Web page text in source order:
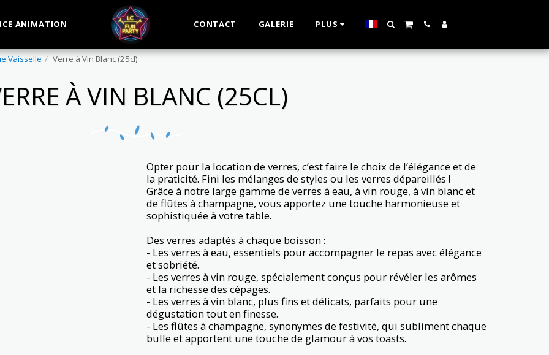
ANIMATION CONTACT GALERIE PLUS
Vaisselle Verre à Vin Blanc (25cl)
À VIN BLANC (25CL)
Opter pour la location de verres, c’est faire le choix de l’élégance et de
la praticité. Fini les mélanges de styles ou les verres dépareillés !
Grâce à notre large gamme de verres à eau, à vin rouge, à vin blanc et
de flûtes à champagne, vous apportez une touche harmonieuse et
sophistiquée à votre table.
Des verres adaptés à chaque boisson :
- Les verres à eau, essentiels pour accompagner le repas avec élégance
et sobriété.
- Les verres à vin rouge, spécialement conçus pour révéler les arômes
et la richesse des cépages.
- Les verres à vin blanc, plus fins et délicats, parfaits pour une
dégustation tout en finesse.
- Les flûtes à champagne, synonymes de festivité, qui subliment chaque
bulle et apportent une touche de glamour à vos toasts.